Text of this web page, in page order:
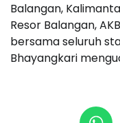
Balangan,
Resor Balangan,
bersama seluruh
Bhayangkari